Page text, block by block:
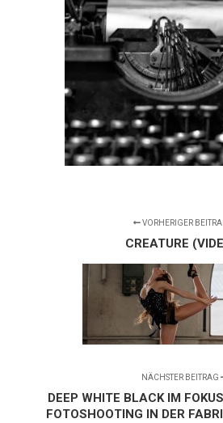
VORHERIGER
CREATURE
NÄCHSTER BEITRAG
DEEP WHITE BLACK IM
FOTOSHOOTING IN DER